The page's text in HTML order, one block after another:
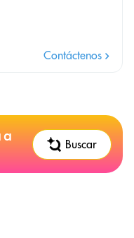
Contáctenos
a
Buscar